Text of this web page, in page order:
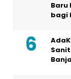
Baru
bagi